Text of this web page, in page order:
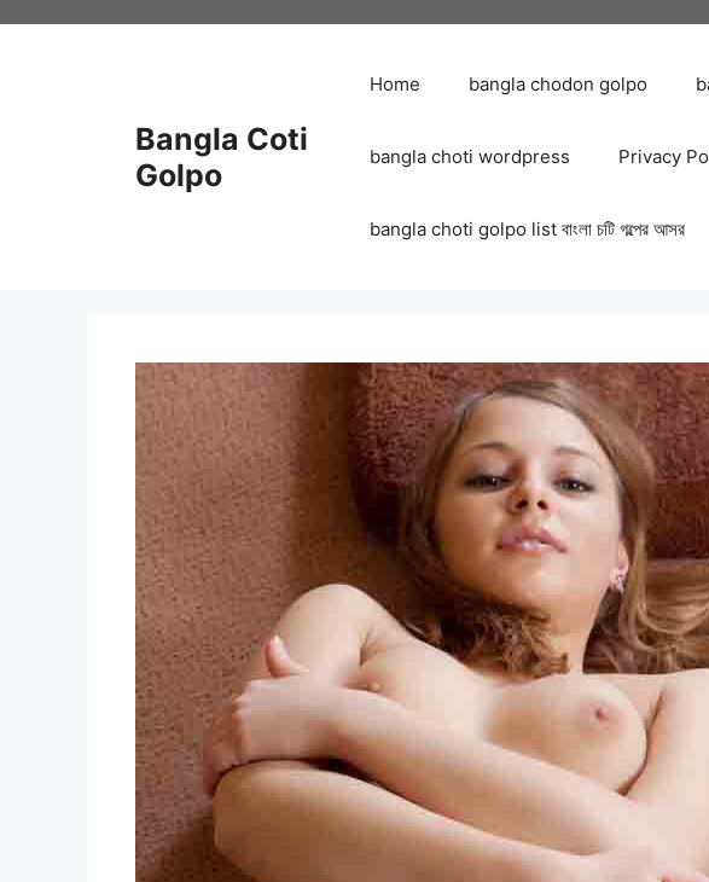
Bangla Coti
Golpo
Home bangla chodon golpo
bangla choti wordpress Privacy
bangla choti golpo list বাংলা চটি গল্পের আসর